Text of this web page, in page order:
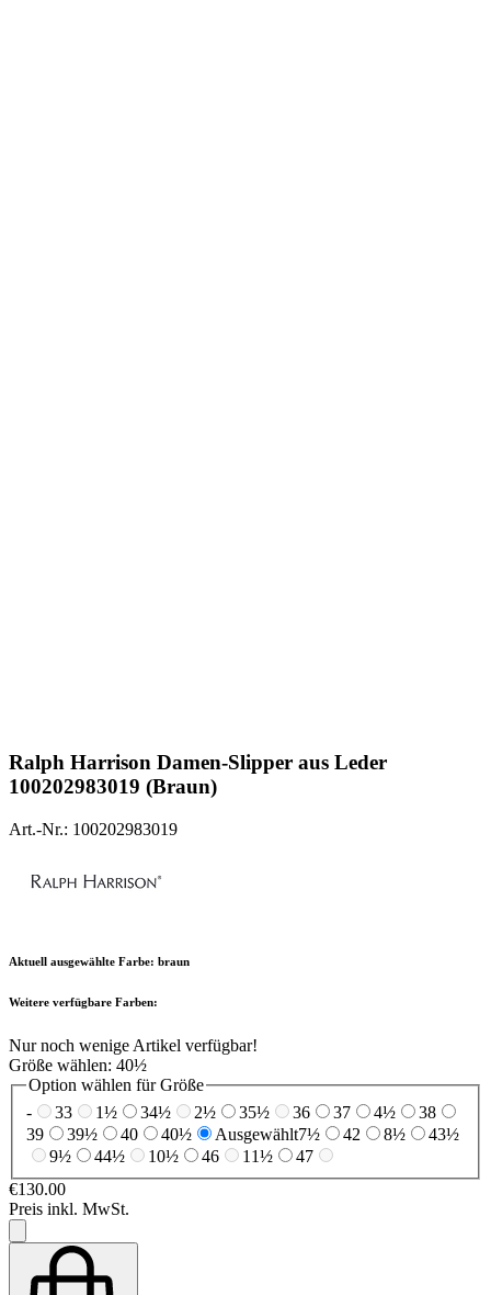
Ralph Harrison Damen-Slipper aus Leder
100202983019 (Braun)
Art.-Nr.: 100202983019
Aktuell ausgewählte Farbe: braun
Weitere verfügbare Farben:
Nur noch wenige Artikel verfügbar!
Größe wählen: 40½
Option wählen für Größe
-
33 1½ 34½ 2½ 35½ 36 37 4½
38
39
39½ 40 40½ Ausgewählt7½ 42 8½
43½
9½
44½ 10½ 46 11½
47
€130.00
Preis inkl. MwSt.